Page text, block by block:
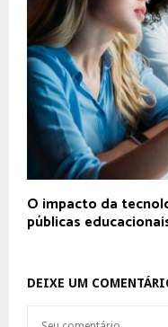
O impacto da
públicas
DEIXE UM